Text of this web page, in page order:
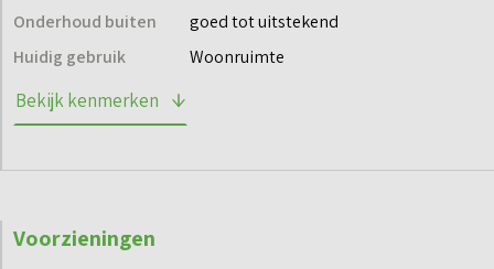
Onderhoud buiten
goed tot uitstekend
Huidig gebruik
Woonruimte
Bekijk kenmerken
Voorzieningen